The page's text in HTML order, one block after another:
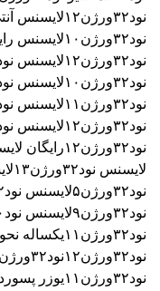
نود۳۲ورژن۱۲
لایسنس
نود۳۲ورژن۱۰
لایسنس رایگان
نود۳۲ورژن۱۲
لایسنس نود ۳٢ خرداد
نود۳۲ورژن۱۰
لایسنس نود۳۲ورژن۱۰۹۰ روزه
نود۳۲ورژن۱۱
لایسنس نود۳۲ورژن۱۱رایگان
نود۳۲ورژن۱۲
لایسنس نود۳۲ورژن۱۲۹۰ روزه
نود۳۲ورژن۱۲رایگان
لایسنس
لایسنس نود۳۲ورژن۱۳
نود۳۲ورژن۵
لایسنس نود۳۲ورژن۶
نود۳۲ورژن۹
لایسنس نود۳۲۱۰۹۰ روزه رایگان
نود۳۲ورژن۱۱یکساله
نود۳۲ورژن۱۲
نود۳۲ورژن۱۲
نود۳۲ورژن۱۱
یوزر پسورد